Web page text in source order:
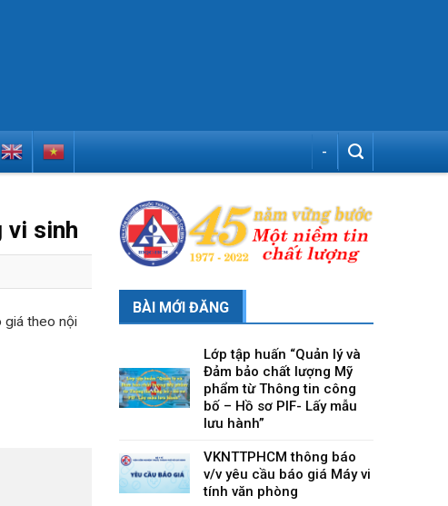
-
vi sinh
giá theo nội
BÀI MỚI ĐĂNG
Lớp tập huấn “Quản lý và
Đảm bảo chất lượng Mỹ
phẩm từ Thông tin công
bố – Hồ sơ PIF- Lấy mẫu
lưu hành”
VKNTTPHCM thông báo
v/v yêu cầu báo giá Máy vi
tính văn phòng